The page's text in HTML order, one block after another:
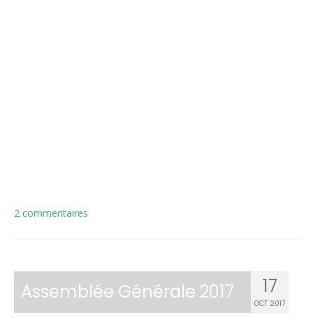
2 commentaires
17
OCT 2017
Assemblée Générale 2017